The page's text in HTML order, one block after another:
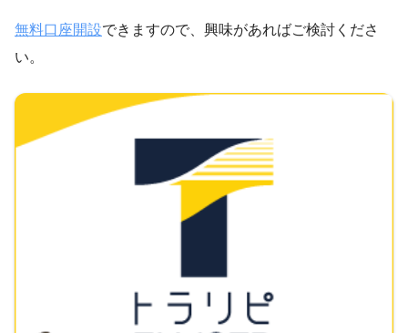
無料口座開設できますので、興味があればご検討くださ
い。